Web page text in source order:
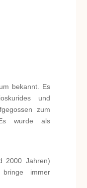
bekannt. Es
und
zum
wurde als
2000 Jahren)
immer